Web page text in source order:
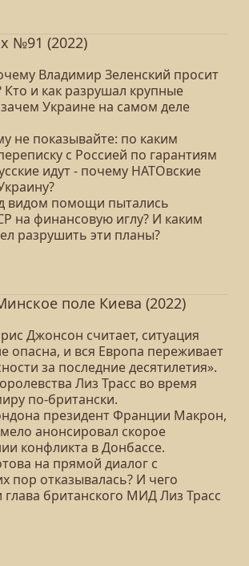
№91 (2022)
Владимир Зеленский просит
и как разрушал крупные
Украине на самом деле
не показывайте: по каким
с Россией по гарантиям
идут - почему НАТОвские
видом помощи пытались
на финансовую иглу? И каким
разрушить эти планы?
поле Киева (2022)
Джонсон считает, ситуация
опасна, и вся Европа переживает
за последние десятилетия».
Лиз Трасс во время
по-британски.
президент Франции Макрон,
анонсировал скорое
конфликта в Донбассе.
на прямой диалог с
пор отказывалась? И чего
британского МИД Лиз Трасс